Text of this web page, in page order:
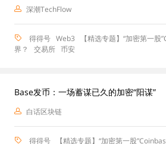
深潮TechFlow
得得号 Web3
【精选专题】“加密第一
界？
交易所 币安
Base发币：一场蓄谋已久的加密“阳谋”
白话区块链
得得号 【精选专题】“加密第一股